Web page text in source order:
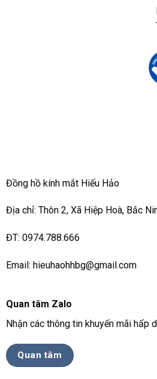
Đồng hồ kính mắt Hiếu Hảo
Địa chỉ: Thôn 2, Xã Hiệp Hoà, Bắc
ĐT: 0974.788.666
Email: hieuhaohhbg@gmail.com
Quan tâm Zalo
Nhận các thông tin khuyến mãi hấp
Quan tâm